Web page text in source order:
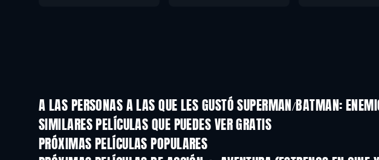
A LAS PERSONAS A LAS QUE LES GUSTÓ SUPERMAN/BATMAN:
SIMILARES PELÍCULAS QUE PUEDES VER GRATIS
PRÓXIMAS PELÍCULAS POPULARES